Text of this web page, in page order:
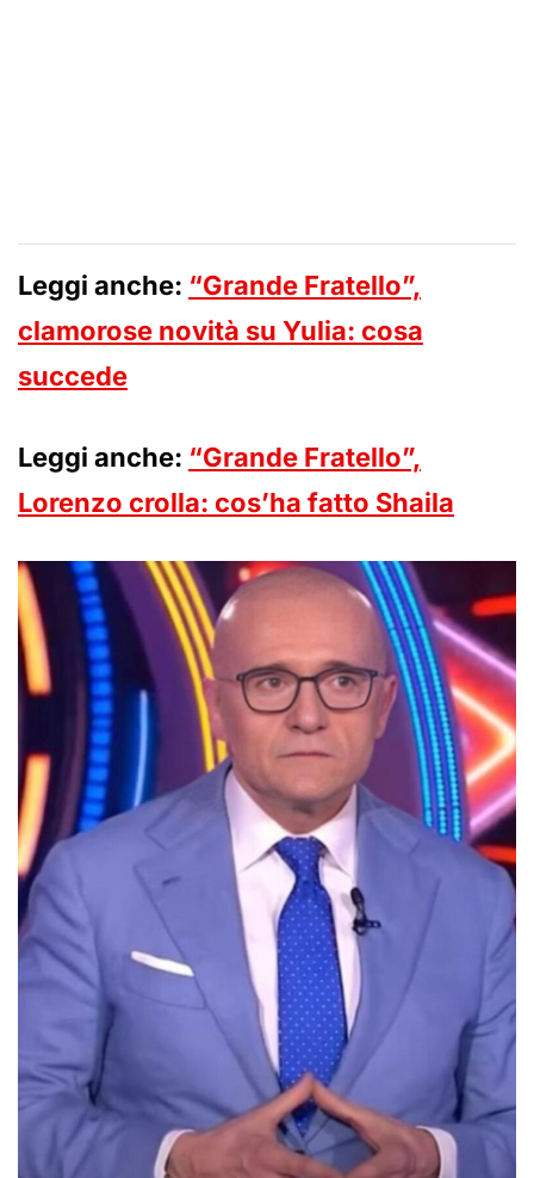
Leggi anche: “Grande Fratello”,
clamorose novità su Yulia: cosa
succede
Leggi anche: “Grande Fratello”,
Lorenzo crolla: cos’ha fatto Shaila